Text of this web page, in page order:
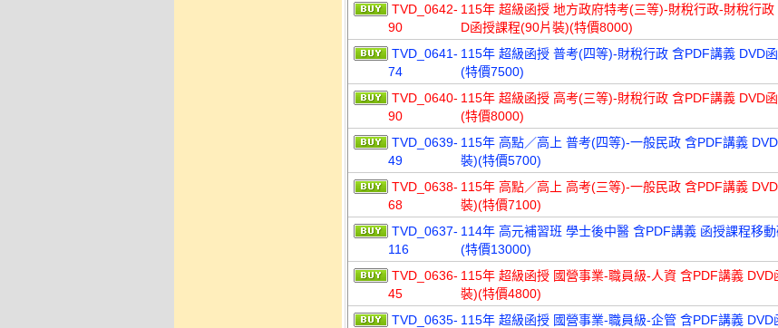
TVD_0642-
90
115年 超級函授 地方政府特考(三等)-財稅行政-財稅行
D函授課程(90片裝)(特價8000)
TVD_0641-
74
115年 超級函授 普考(四等)-財稅行政 含PDF講義 DVD
(特價7500)
TVD_0640-
90
115年 超級函授 高考(三等)-財稅行政 含PDF講義 DVD
(特價8000)
TVD_0639-
49
115年 高點／高上 普考(四等)-一般民政 含PDF講義
裝)(特價5700)
TVD_0638-
68
115年 高點／高上 高考(三等)-一般民政 含PDF講義
裝)(特價7100)
TVD_0637-
116
114年 高元補習班 學士後中醫 含PDF講義 函授課程移
(特價13000)
TVD_0636-
45
115年 超級函授 國營事業-職員級-人資 含PDF講義 DVD
裝)(特價4800)
TVD_0635- 115年 超級函授 國營事業-職員級-企管 含PDF講義 DVD